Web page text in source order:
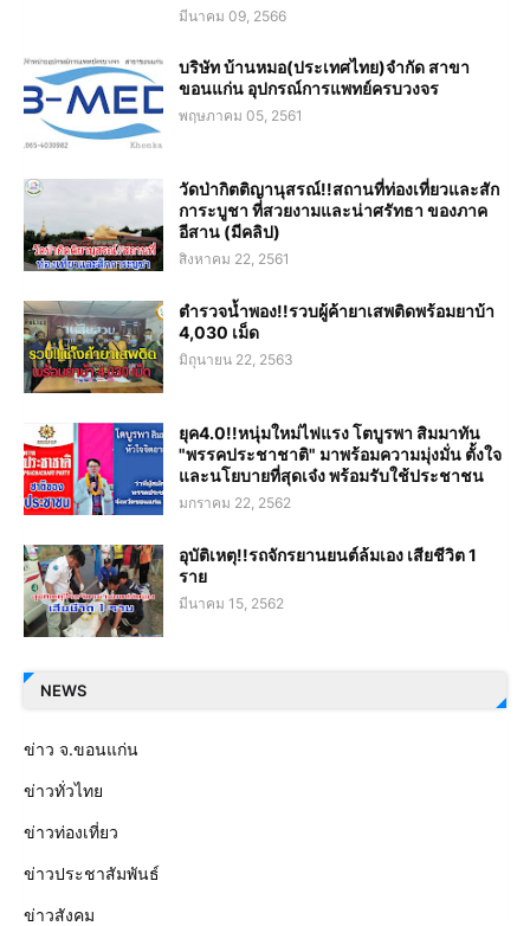
มีนาคม 09, 2566
บริษัท บ้านหมอ(ประเทศไทย)จำกัด สาขา
ขอนแก่น อุปกรณ์การแพทย์ครบวงจร
พฤษภาคม 05, 2561
วัดป่ากิตติญานุสรณ์!!สถานที่ท่องเที่ยวและสัก
การะบูชา ที่สวยงามและน่าศรัทธา ของภาค
อีสาน (มีคลิป)
สิงหาคม 22, 2561
ตำรวจน้ำพอง!!รวบผู้ค้ายาเสพติดพร้อมยาบ้า
4,030 เม็ด
มิถุนายน 22, 2563
ยุค4.0!!หนุ่มใหม่ไฟแรง โตบูรพา สิมมาทัน
"พรรคประชาชาติ" มาพร้อมความมุ่งมั่น ตั้งใจ
และนโยบายที่สุดเจ๋ง พร้อมรับใช้ประชาชน
มกราคม 22, 2562
อุบัติเหตุ!!รถจักรยานยนต์ล้มเอง เสียชีวิต 1
ราย
มีนาคม 15, 2562
NEWS
ข่าว จ.ขอนแก่น
ข่าวทั่วไทย
ข่าวท่องเที่ยว
ข่าวประชาสัมพันธ์
ข่าวสังคม